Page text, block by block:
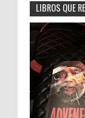
LIBROS QUE